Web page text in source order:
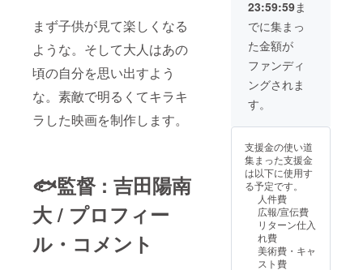
まず子供が見て楽しくなる
ような。そして大人はあの
頃の自分を思い出すよう
な。素敵で明るくてキラキ
ラした映画を制作します。
🐟監督 : 吉田陽南
大 / プロフィー
ル・コメント
本の完
成稿を
pdf形式
でお送
りいた
しま
す。 本
まして
は、支
援者様
のメー
ルアド
レスに
送信予
定で
す。
（二次
配布禁
館のロ
ゴ入り
A4クリ
アファ
イルで
す。 ▷
メイキ
いて 撮
中のメ
イキン
グ写真
（デジ
タル）
です。
数十枚
してい
掲載は
不可 ・
文字サ
イズ：
中 ・支
援時、
必ず備
れるお
ご記入
くださ
い。 ▷
クリア
ファイ
ルにつ
いて 映
登場す
望の場
合は、
備考欄
に掲載
希望の
旨をお
伝えく
文字サ
大 ・支
援時、
必ず備
考欄に
希望さ
れるお
名前と
可能な
23:59:59ま
でに集まっ
た金額が
ファンディ
ングされま
す。
支援金の使い道
集まった支援金
は以下に使用す
る予定です。
人件費
広報/宣伝費
リターン仕入
れ費
美術費・キャ
スト費